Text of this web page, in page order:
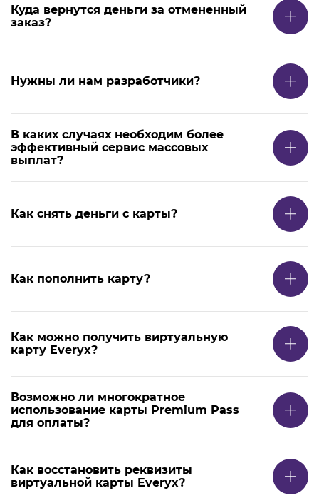
Куда вернутся деньги за отмененный
заказ?
Нужны ли нам разработчики?
В каких случаях необходим более
эффективный сервис массовых
выплат?
Как снять деньги с карты?
Как пополнить карту?
Как можно получить виртуальную
карту Everyx?
Возможно ли многократное
использование карты Premium Pass
для оплаты?
Как восстановить реквизиты
виртуальной карты Everyx?